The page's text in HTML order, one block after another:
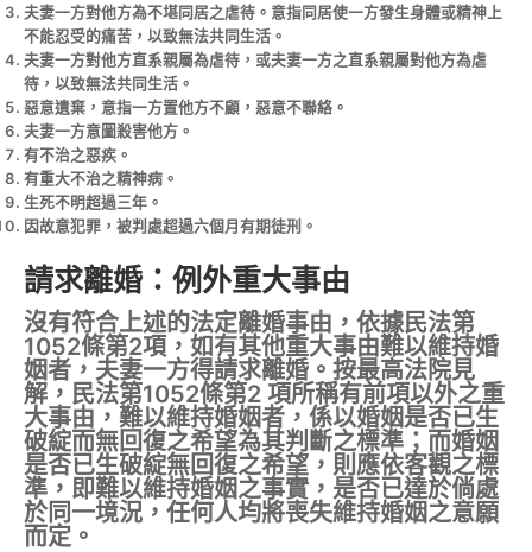
夫妻一方對他方為不堪同居之虐待。意指同居使一方發生身體或精神上
不能忍受的痛苦，以致無法共同生活。
夫妻一方對他方直系親屬為虐待，或夫妻一方之直系親屬對他方為虐
待，以致無法共同生活。
惡意遺棄，意指一方置他方不顧，惡意不聯絡。
夫妻一方意圖殺害他方。
有不治之惡疾。
有重大不治之精神病。
生死不明超過三年。
因故意犯罪，被判處超過六個月有期徒刑。
請求離婚：例外重大事由
沒有符合上述的法定離婚事由，依據民法第
1052條第2項，如有其他重大事由難以維持婚
姻者，夫妻一方得請求離婚。按最高法院見
解，民法第1052條第2 項所稱有前項以外之重
大事由，難以維持婚姻者，係以婚姻是否已生
破綻而無回復之希望為其判斷之標準；而婚姻
是否已生破綻無回復之希望，則應依客觀之標
準，即難以維持婚姻之事實，是否已達於倘處
於同一境況，任何人均將喪失維持婚姻之意願
而定。